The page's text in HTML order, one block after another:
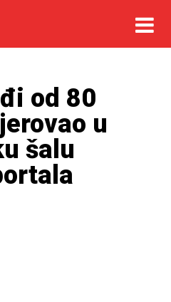
od 80
u
šalu